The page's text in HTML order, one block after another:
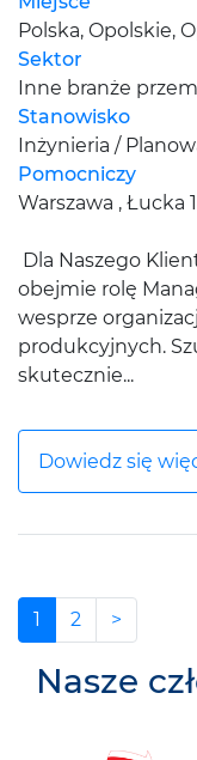
Polska, Opolskie,
Sektor
Inne branże
Stanowisko
Inżynieria /
Pomocniczy
Warszawa , Łucka
Dla Naszego
obejmie rolę
wesprze
produkcyjnych.
skutecznie...
Dowiedz się
1 2 >
Nasze